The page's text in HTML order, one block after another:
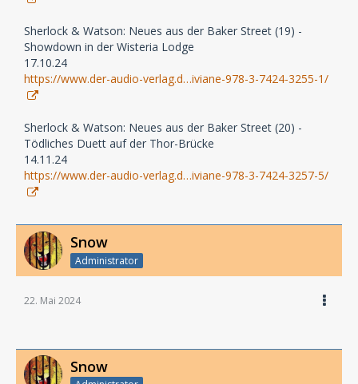
Sherlock & Watson: Neues aus der Baker Street (19) -
Showdown in der Wisteria Lodge
17.10.24
https://www.der-audio-verlag.d…iviane-978-3-7424-3255-1/
Sherlock & Watson: Neues aus der Baker Street (20) -
Tödliches Duett auf der Thor-Brücke
14.11.24
https://www.der-audio-verlag.d…iviane-978-3-7424-3257-5/
Snow
Administrator
22. Mai 2024
Snow